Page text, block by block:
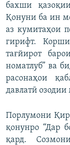
бахши
Қонуни ба ин
аз кумитаҳои
гирифт.
тағйирот
номатлуб” ва
расонаҳои
давлатӣ
Порлумони
қонунро “Дар
қард.